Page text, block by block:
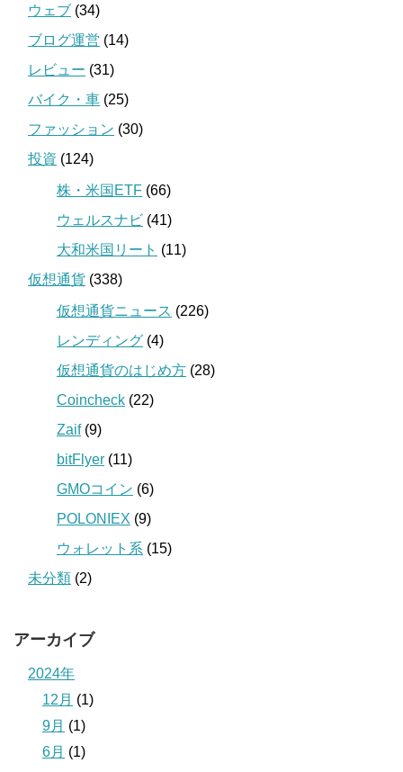
ウェブ (34)
ブログ運営 (14)
レビュー (31)
バイク・車 (25)
ファッション (30)
投資 (124)
株・米国ETF (66)
ウェルスナビ (41)
大和米国リート (11)
仮想通貨 (338)
仮想通貨ニュース (226)
レンディング (4)
仮想通貨のはじめ方 (28)
Coincheck (22)
Zaif(9)
bitFlyer (11)
GMOコイン (6)
POLONIEX (9)
ウォレット系 (15)
未分類 (2)
アーカイブ
2024年
12月 (1)
9月 (1)
6月 (1)